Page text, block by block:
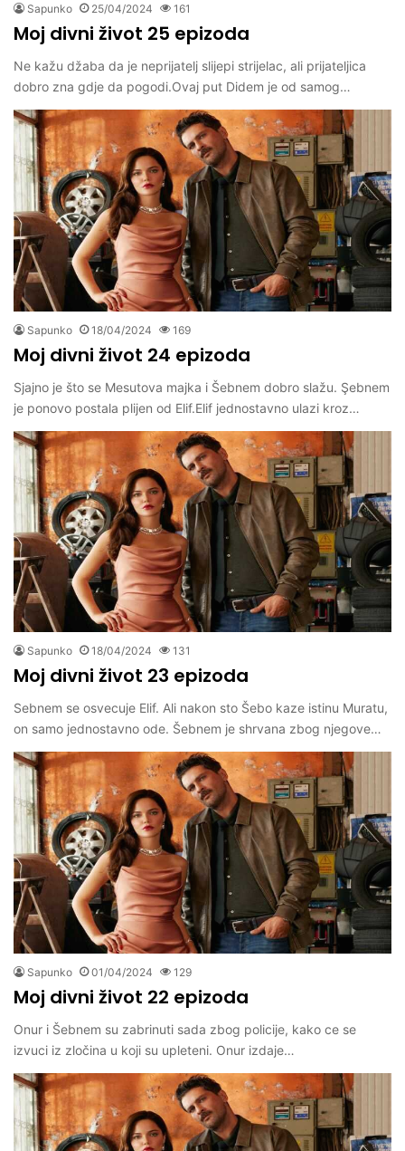
Sapunko 25/04/2024 161
Moj divni život 25 epizoda
Ne kažu džaba da je neprijatelj slijepi strijelac, ali prijateljica
dobro zna gdje da pogodi.Ovaj put Didem je od samog…
Sapunko 18/04/2024 169
Moj divni život 24 epizoda
Sjajno je što se Mesutova majka i Šebnem dobro slažu. Şebnem
je ponovo postala plijen od Elif.Elif jednostavno ulazi kroz…
Sapunko 18/04/2024 131
Moj divni život 23 epizoda
Sebnem se osvecuje Elif. Ali nakon sto Šebo kaze istinu Muratu,
on samo jednostavno ode. Šebnem je shrvana zbog njegove…
Sapunko 01/04/2024 129
Moj divni život 22 epizoda
Onur i Šebnem su zabrinuti sada zbog policije, kako ce se
izvuci iz zločina u koji su upleteni. Onur izdaje…